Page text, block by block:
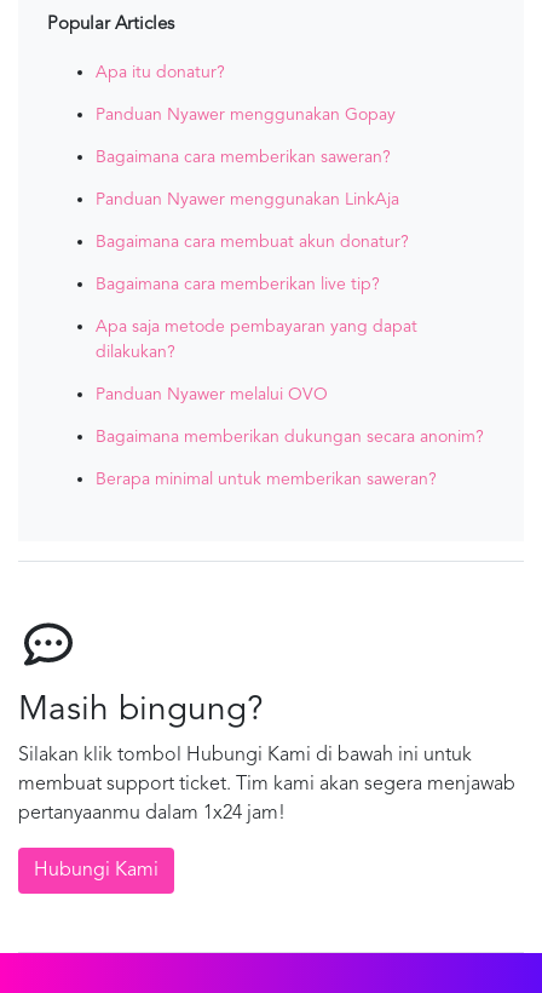
Popular Articles
Apa itu donatur?
Panduan Nyawer menggunakan Gopay
Bagaimana cara memberikan saweran?
Panduan Nyawer menggunakan LinkAja
Bagaimana cara membuat akun donatur?
Bagaimana cara memberikan live tip?
Apa saja metode pembayaran yang dapat
dilakukan?
Panduan Nyawer melalui OVO
Bagaimana memberikan dukungan secara anonim?
Berapa minimal untuk memberikan saweran?
Masih bingung?
Silakan klik tombol Hubungi Kami di bawah ini untuk
membuat support ticket. Tim kami akan segera menjawab
pertanyaanmu dalam 1x24 jam!
Hubungi Kami